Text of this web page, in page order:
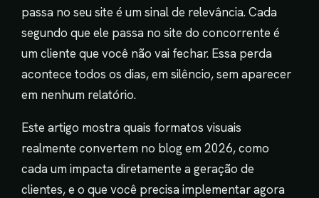
passa no seu site é um sinal de relevância. Cada
segundo que ele passa no site do concorrente é
um cliente que você não vai fechar. Essa perda
acontece todos os dias, em silêncio, sem aparecer
em nenhum relatório.
Este artigo mostra quais formatos visuais
realmente convertem no blog em 2026, como
cada um impacta diretamente a geração de
clientes, e o que você precisa implementar agora